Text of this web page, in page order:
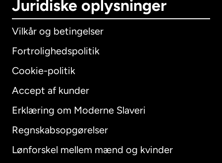
Juridiske oplysninger
Vilkår og betingelser
Fortrolighedspolitik
Cookie-politik
Accept af kunder
Erklæring om Moderne Slaveri
Regnskabsopgørelser
Lønforskel mellem mænd og kvinder
International English